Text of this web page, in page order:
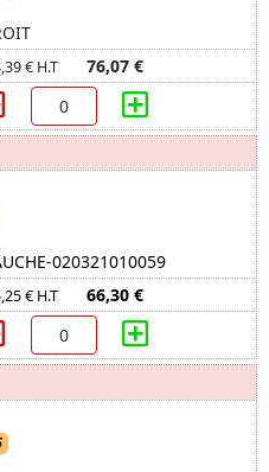
€ H.T 76,07 €
020321010059
€ H.T 66,30 €